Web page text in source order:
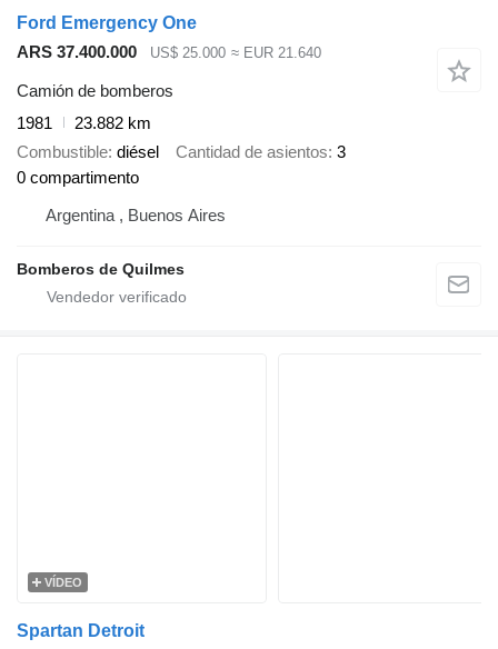
Ford Emergency One
ARS 37.400.000
US$ 25.000 ≈ EUR 21.640
Camión de bomberos
1981
23.882 km
Combustible diésel Cantidad de asientos 3
0 compartimento
Argentina , Buenos Aires
Bomberos de Quilmes
VÍDEO
Spartan Detroit